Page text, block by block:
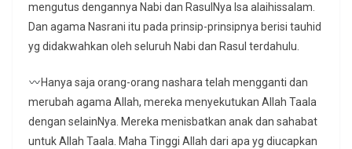
mengutus dengannya Nabi dan RasulNya Isa alaihissalam.
Dan agama Nasrani itu pada prinsip-prinsipnya berisi tauhid
yg didakwahkan oleh seluruh Nabi dan Rasul terdahulu.
Hanya saja orang-orang nashara telah mengganti dan
merubah agama Allah, mereka menyekutukan Allah Taala
dengan selainNya. Mereka menisbatkan anak dan sahabat
untuk Allah Taala. Maha Tinggi Allah dari apa yg diucapkan